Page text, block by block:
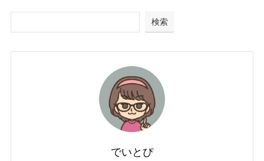
検索
でいとぴ